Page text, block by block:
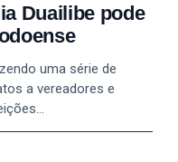
Duailibe pode
uma série de
a vereadores e